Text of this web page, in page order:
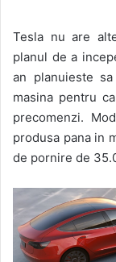
Tesla nu are
planul de a
an planuieste
masina pentru
precomenzi.
produsa pana in
de pornire de